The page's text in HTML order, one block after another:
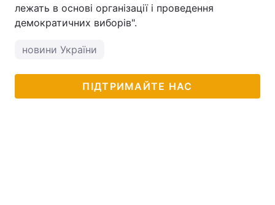
лежать в основі організації і проведення
демократичних виборів".
новини України
ПІДТРИМАЙТЕ НАС